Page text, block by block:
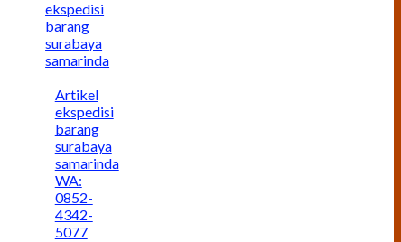
Artikel
ekspedisi
barang
surabaya
samarinda
WA:
0852-
4342-
5077